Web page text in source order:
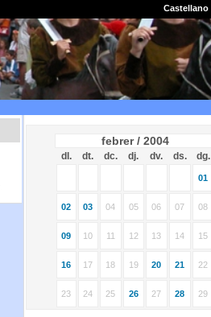
Castellano
febrer / 2004
dl. dt. dc. dj. dv. ds. dg.
01
02 03 04 05 06 07 08
09 10 11 12 13 14 15
16 17 18 19 20 21 22
23 24 25 26 27 28 29